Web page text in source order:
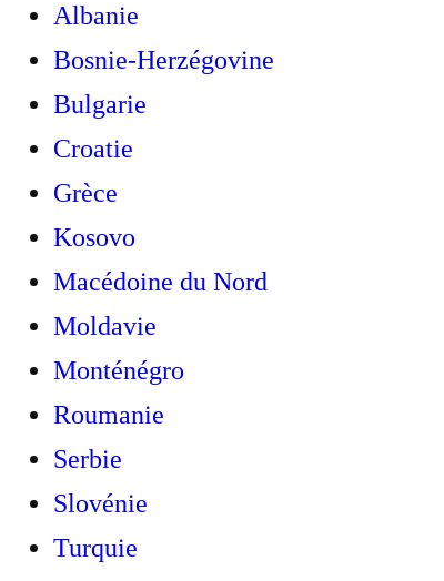
Albanie
Bosnie-Herzégovine
Bulgarie
Croatie
Grèce
Kosovo
Macédoine du Nord
Moldavie
Monténégro
Roumanie
Serbie
Slovénie
Turquie